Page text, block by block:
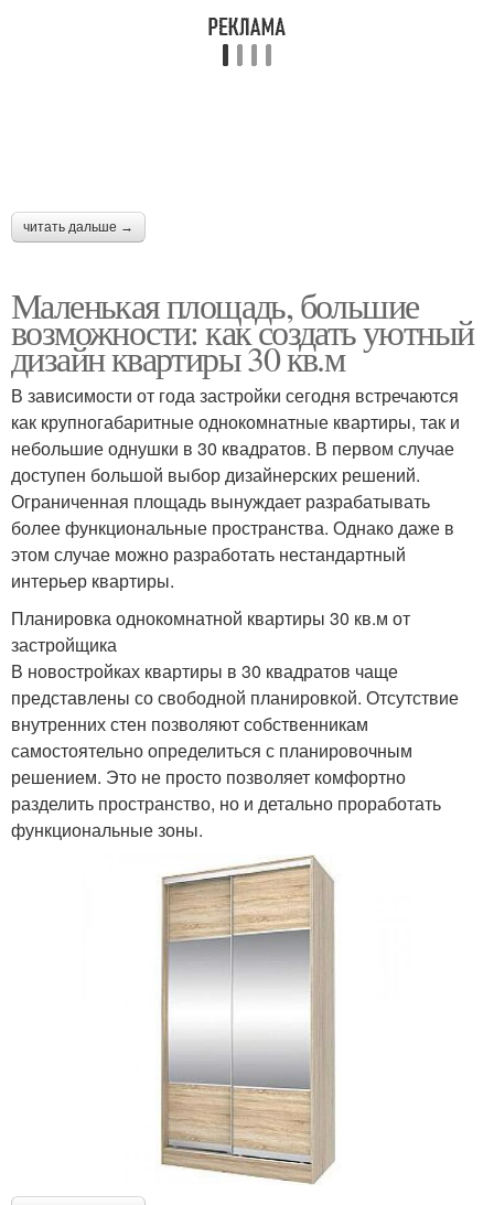
читать дальше →
Маленькая площадь, большие
возможности: как создать уютный
дизайн квартиры 30 кв.м
В зависимости от года застройки сегодня встречаются
как крупногабаритные однокомнатные квартиры, так и
небольшие однушки в 30 квадратов. В первом случае
доступен большой выбор дизайнерских решений.
Ограниченная площадь вынуждает разрабатывать
более функциональные пространства. Однако даже в
этом случае можно разработать нестандартный
интерьер квартиры.
Планировка однокомнатной квартиры 30 кв.м от
застройщика
В новостройках квартиры в 30 квадратов чаще
представлены со свободной планировкой. Отсутствие
внутренних стен позволяют собственникам
самостоятельно определиться с планировочным
решением. Это не просто позволяет комфортно
разделить пространство, но и детально проработать
функциональные зоны.